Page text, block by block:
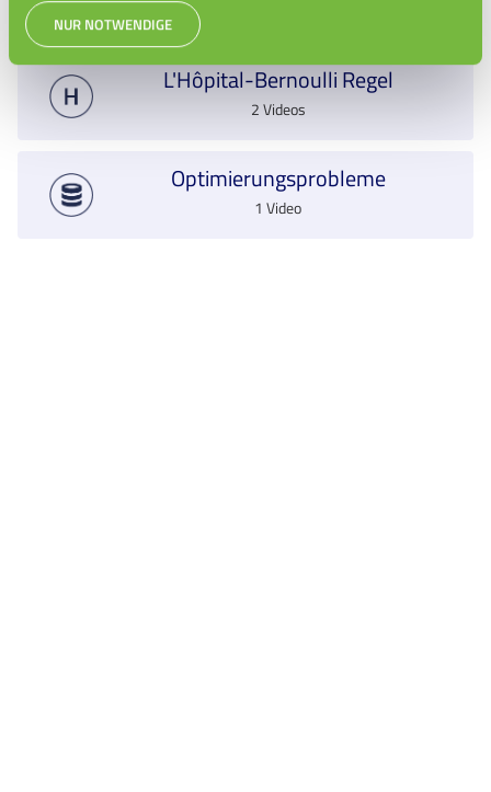
NUR NOTWENDIGE
L'Hôpital-Bernoulli Regel
2 Videos
Optimierungsprobleme
1 Video